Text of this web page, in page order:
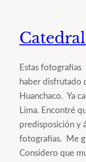
Estas
haber disfrutado
Huanchaco. Ya
Lima. Encontré
predisposición y
fotografías. Me
Considero que